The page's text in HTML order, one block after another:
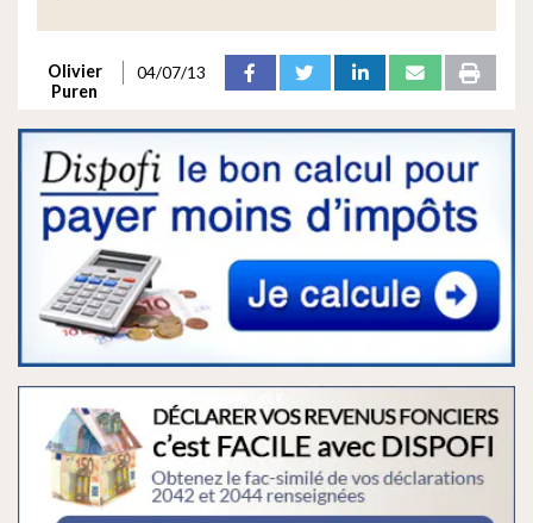
Olivier
Puren
04/07/13